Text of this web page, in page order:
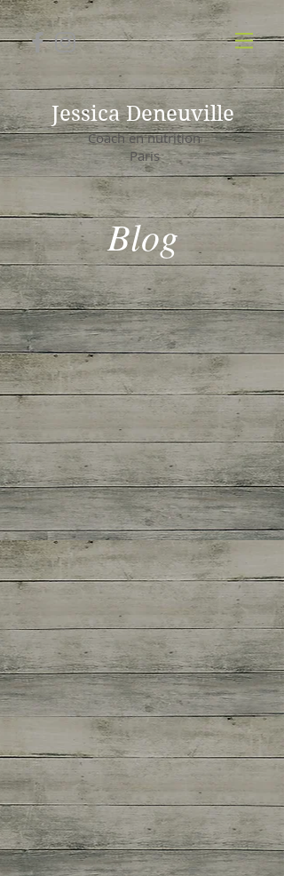
Jessica Deneuville
Coach en nutrition
Paris
Blog